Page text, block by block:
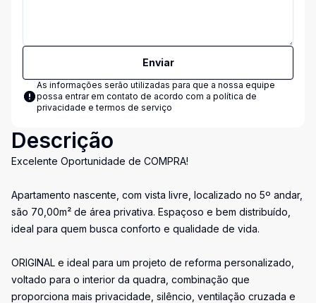
Enviar
As informações serão utilizadas para que a nossa equipe
possa entrar em contato de acordo com a política de
privacidade e termos de serviço
Descrição
Excelente Oportunidade de COMPRA!
Apartamento nascente, com vista livre, localizado no 5º andar,
são 70,00m² de área privativa. Espaçoso e bem distribuído,
ideal para quem busca conforto e qualidade de vida.
ORIGINAL e ideal para um projeto de reforma personalizado,
voltado para o interior da quadra, combinação que
proporciona mais privacidade, silêncio, ventilação cruzada e